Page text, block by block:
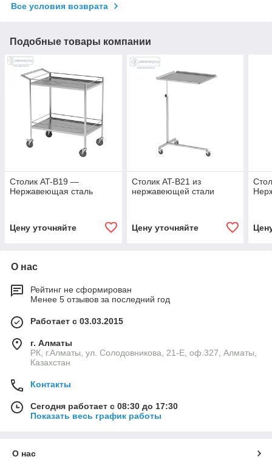
Все условия возврата
Подобные товары компании
Столик AT-B19 —
Нержавеющая сталь
Цену уточняйте
Столик AT-B21 из
нержавеющей стали
Цену уточняйте
О нас
Рейтинг не сформирован
Менее 5 отзывов за последний год
Работает с 03.03.2015
г. Алматы
РК, г.Алматы, ул. Солодовникова, 21-Е, оф.327, Алматы,
Казахстан
Контакты
Сегодня работает с 08:30 до 17:30
Показать весь график работы
О нас